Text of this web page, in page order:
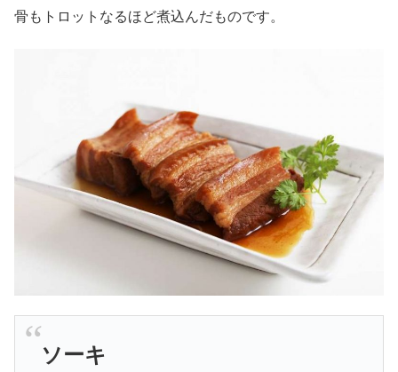
骨もトロットなるほど煮込んだものです。
ソーキ